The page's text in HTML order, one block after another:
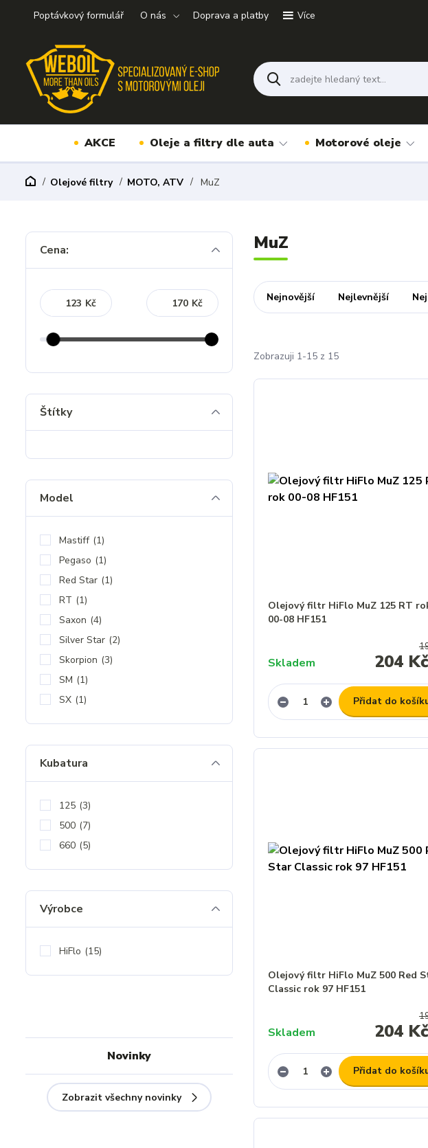
Poptávkový formulář O nás Doprava a platby Více
AKCE Oleje a filtry dle auta Motorové oleje
Olejové filtry MOTO, ATV MuZ
MuZ
Nejnovější Nejlevnější
Zobrazuji 1-15 z 15
Olejový filtr HiFlo MuZ 125 RT
00-08 HF151
204 Kč
Skladem
Přidat do
Olejový filtr HiFlo MuZ 500 Red
Classic rok 97 HF151
204 Kč
Skladem
Přidat do
Cena:
Kč Kč
Štítky
Model
Mastiff (1)
Pegaso (1)
Red Star (1)
RT (1)
Saxon (4)
Silver Star (2)
Skorpion (3)
SM (1)
SX (1)
Kubatura
125 (3)
500 (7)
660 (5)
Výrobce
HiFlo (15)
Novinky
Zobrazit všechny novinky